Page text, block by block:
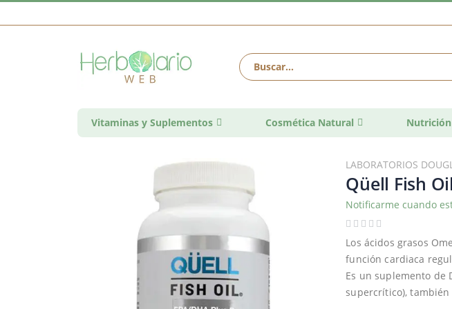
Vitaminas y Suplementos Cosmética Natural
LABORATORIOS
Qüell Fish
Notificarme cuando
Los ácidos grasos
función cardiaca
Es un suplemento de
supercrítico),